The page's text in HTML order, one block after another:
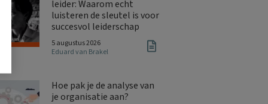
leider: Waarom echt
luisteren de sleutel is voor
succesvol leiderschap
5 augustus 2026
Eduard van Brakel
Hoe pak je de analyse van
je organisatie aan?